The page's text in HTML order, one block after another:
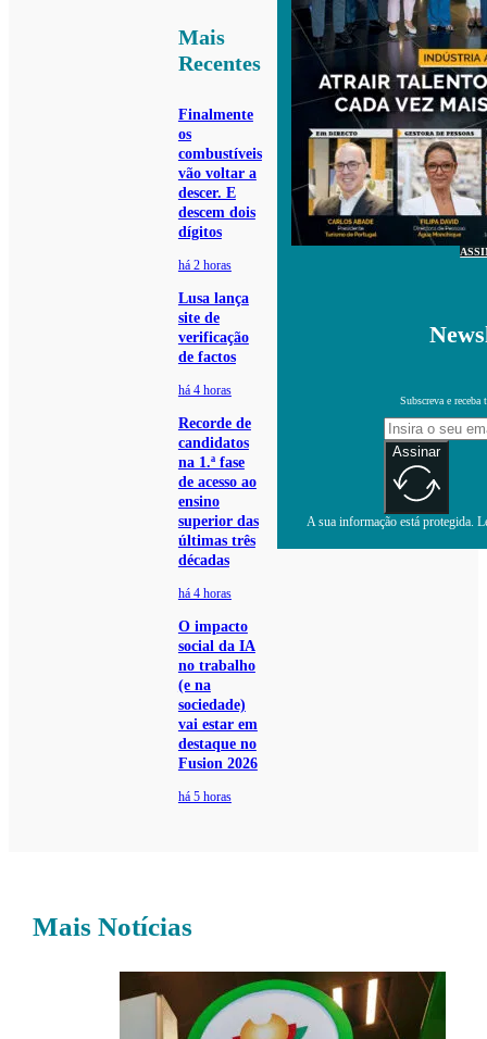
Mais
Recentes
Finalmente
os
combustíveis
vão voltar a
descer. E
descem dois
dígitos
há 2 horas
Lusa lança
site de
verificação
de factos
há 4 horas
Recorde de
candidatos
na 1.ª fase
de acesso ao
ensino
superior das
últimas três
décadas
há 4 horas
O impacto
social da IA
no trabalho
(e na
sociedade)
vai estar em
destaque no
Fusion 2026
há 5 horas
Subscreva e receba
Assinar
A sua informação está protegida.
Mais Notícias